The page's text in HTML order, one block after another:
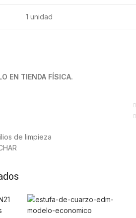
1 unidad
EN TIENDA FÍSICA.
de limpieza